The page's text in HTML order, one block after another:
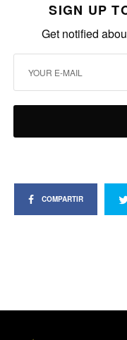
SIGN UP
Get notified
COMPARTIR